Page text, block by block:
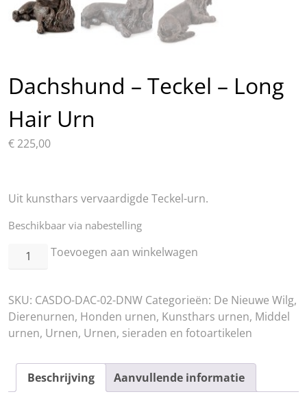
Dachshund – Teckel – Long
Hair Urn
€ 225,00
Uit kunsthars vervaardigde Teckel-urn.
Beschikbaar via nabestelling
Dachshund
-
Long
Hair
aantal
Toevoegen aan winkelwagen
SKU: CASDO-DAC-02-DNW Categorieën: De Nieuwe Wilg,
Dierenurnen, Honden urnen, Kunsthars urnen, Middel
urnen, Urnen, Urnen, sieraden en fotoartikelen
Beschrijving Aanvullende informatie